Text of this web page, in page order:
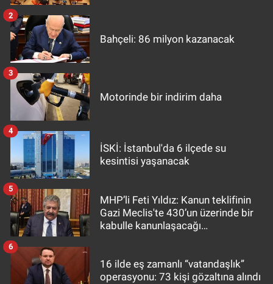
Bahçeli: 86 milyon kazanacak
2
Motorinde bir indirim daha
3
İSKİ: İstanbul'da 6 ilçede su
kesintisi yaşanacak
4
MHP’li Feti Yıldız: Kanun teklifinin
Gazi Meclis'te 430’un üzerinde bir
kabulle kanunlaşacağı
5
16 ilde eş zamanlı “vatandaşlık”
operasyonu: 73 kişi gözaltına alındı
6